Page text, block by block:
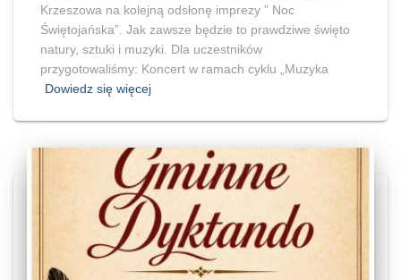
Krzeszowa na kolejną odsłonę imprezy ” Noc
Świętojańska”. Jak zawsze będzie to prawdziwe święto
natury, sztuki i muzyki. Dla uczestników
przygotowaliśmy: Koncert w ramach cyklu „Muzyka
Dowiedz się więcej